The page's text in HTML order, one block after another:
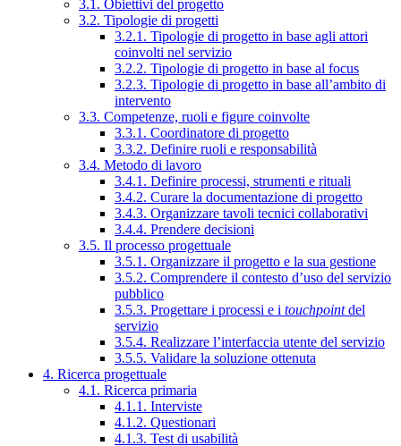
3.1. Obiettivi del progetto
3.2. Tipologie di progetti
3.2.1. Tipologie di progetto in base agli attori
coinvolti nel servizio
3.2.2. Tipologie di progetto in base al focus
3.2.3. Tipologie di progetto in base all’ambito di
intervento
3.3. Competenze, ruoli e figure coinvolte
3.3.1. Coordinatore di progetto
3.3.2. Definire ruoli e responsabilità
3.4. Metodo di lavoro
3.4.1. Definire processi, strumenti e rituali
3.4.2. Curare la documentazione di progetto
3.4.3. Organizzare tavoli tecnici collaborativi
3.4.4. Prendere decisioni
3.5. Il processo progettuale
3.5.1. Organizzare il progetto e la sua gestione
3.5.2. Comprendere il contesto d’uso del servizio
pubblico
3.5.3. Progettare i processi e i touchpointdel
servizio
3.5.4. Realizzare l’interfaccia utente del servizio
3.5.5. Validare la soluzione ottenuta
4. Ricerca progettuale
4.1. Ricerca primaria
4.1.1. Interviste
4.1.2. Questionari
4.1.3. Test di usabilità